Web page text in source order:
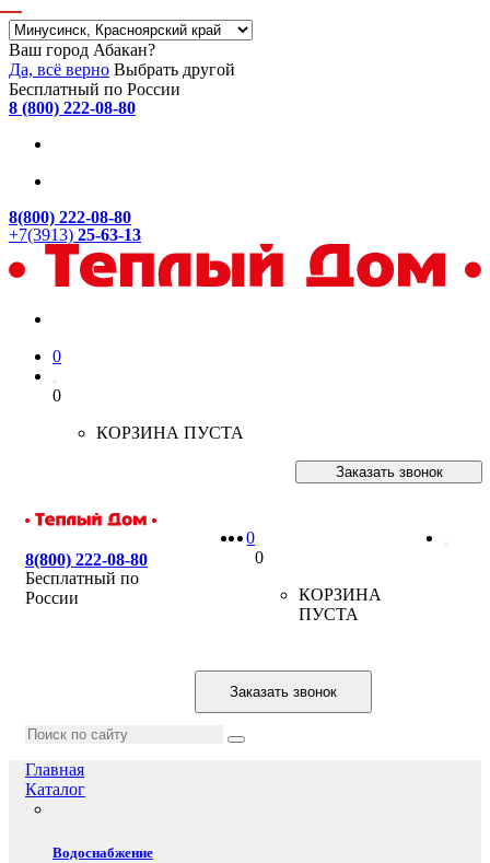
Ваш город Абакан?
Да, всё верно Выбрать другой
Бесплатный по России
8 (800) 222-08-80
8(800) 222-08-80
+7(3913) 25-63-13
0
0
КОРЗИНА ПУСТА
Заказать звонок
8(800) 222-08-80
Бесплатный по
России
0
0
КОРЗИНА
ПУСТА
Заказать звонок
Главная
Каталог
Водоснабжение